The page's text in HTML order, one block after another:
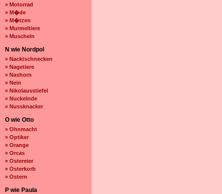
» Motorrad
» M�de
» M�tzen
» Murmeltiere
» Muscheln
N wie Nordpol
» Nacktschnecken
» Nagetiere
» Nashorn
» Nein
» Nikolausstiefel
» Nuckelnde
» Nussknacker
O wie Otto
» Ohnmacht
» Optiker
» Orange
» Orcas
» Ostereier
» Osterkorb
» Ostern
P wie Paula